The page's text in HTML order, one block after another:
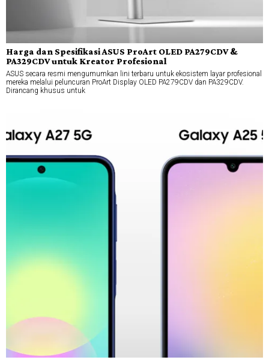
Harga dan Spesifikasi ASUS ProArt OLED PA279CDV &
PA329CDV untuk Kreator Profesional
ASUS secara resmi mengumumkan lini terbaru untuk ekosistem layar profesional
mereka melalui peluncuran ProArt Display OLED PA279CDV dan PA329CDV.
Dirancang khusus untuk